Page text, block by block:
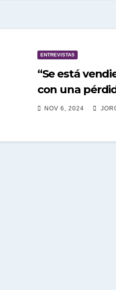
ENTREVISTAS
“Se está
con una
segmentos
NOV 6, 2024